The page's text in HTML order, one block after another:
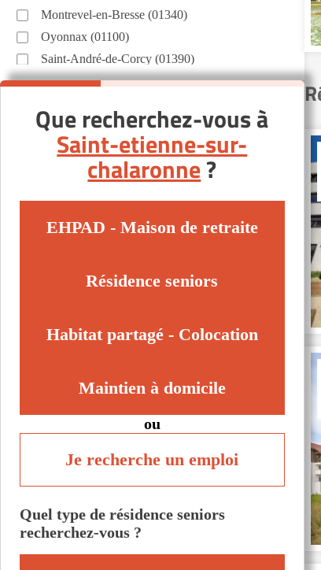
Montrevel-en-Bresse (01340)
Oyonnax (01100)
Saint-André-de-Corcy (01390)
Saint-Genis-Pouilly (01630)
Saint-Trivier-sur-Moignans (01990)
Thoiry (01710)
Valserhône (01200)
Autres villes du département
Romans (01400)
Que recherchez-vous à
Saint-etienne-sur-
chalaronne?
EHPAD - Maison de retraite
Résidence seniors
Habitat partagé - Colocation
Maintien à domicile
ou
Je recherche un emploi
Quel type de résidence seniors
recherchez-vous ?